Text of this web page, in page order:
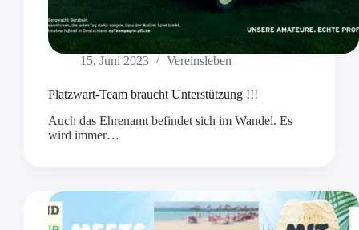
15. Juni 2023 Vereinsleben
Platzwart-Team braucht Unterstützung !!!
Auch das Ehrenamt befindet sich im Wandel. Es
wird immer…